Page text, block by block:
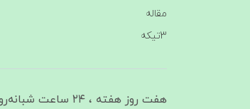
مقاله
3تیکه
هفت روز هفته ، ۲۴ ساعت شبانه‌روز پاسخگوی شما هستیم